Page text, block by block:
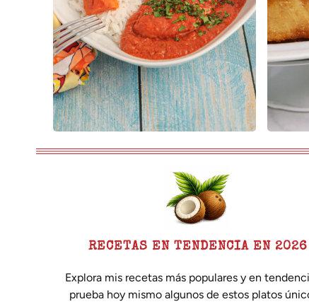
RECETAS EN TENDENCIA EN 2026
Explora mis recetas más populares y en
prueba hoy mismo algunos de estos platos